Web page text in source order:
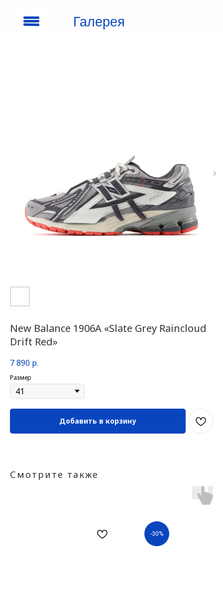
Галерея
New Balance 1906A «Slate Grey Raincloud
Drift Red»
7 890 р.
Размер
Добавить в корзину
Смотрите также
-30%